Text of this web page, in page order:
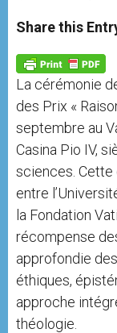
t
s
p
p
s
e
g
e
r
e
b
o
k
Share this
La cérémonie
des Prix «
septembre au
Casina Pio IV,
sciences.
entre
la Fondation
récompense
approfondie
éthiques,
approche
théologie.